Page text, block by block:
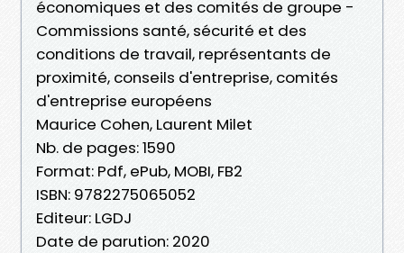
économiques et des comités de groupe -
Commissions santé, sécurité et des
conditions de travail, représentants de
proximité, conseils d'entreprise, comités
d'entreprise européens
Maurice Cohen, Laurent Milet
Nb. de pages: 1590
Format: Pdf, ePub, MOBI, FB2
ISBN: 9782275065052
Editeur: LGDJ
Date de parution: 2020